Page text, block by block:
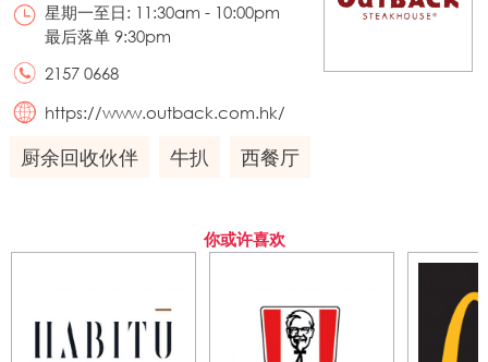
星期一至日: 11:30am - 10:00pm
最后落单 9:30pm
2157 0668
https://www.outback.com.hk/
厨余回收伙伴 牛扒 西餐厅
你或许喜欢